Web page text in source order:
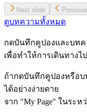
Next slide
ดูบทความทั้งหมด
กดบันทึกคูปองและบทค
เพื่อทำให้การเดินทาง
ถ้ากดบันทึกคูปองหรือบ
ได้อย่างง่ายดาย
จาก "My Page" ในระ